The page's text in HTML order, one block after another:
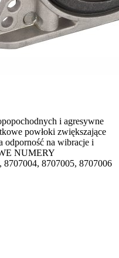
i agresywne
powłoki zwiększające
odporność na wibracje i
NUMERY
8707005, 8707006